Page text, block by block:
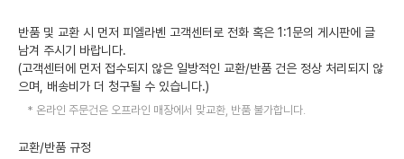
반품 및 교환 시 먼저 피엘라벤 고객센터로 전화 혹은 1:1문의 게시판에 글
남겨 주시기 바랍니다.
(고객센터에 먼저 접수되지 않은 일방적인 교환/반품 건은 정상 처리되지 않
으며, 배송비가 더 청구될 수 있습니다.)
온라인 주문건은 오프라인 매장에서 맞교환, 반품 불가합니다.
교환/반품 규정